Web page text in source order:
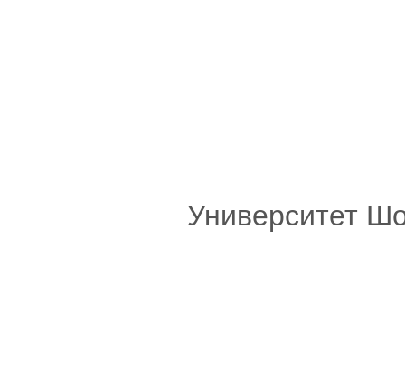
Университет